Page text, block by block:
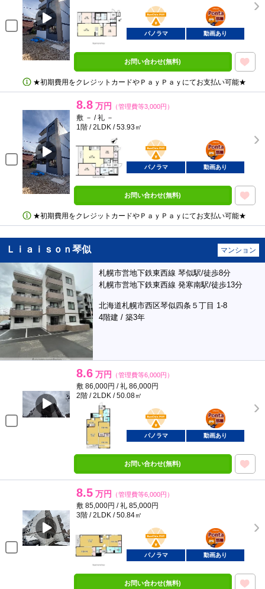
BunChinPAY
ポンタ
部屋
パノラマ 動画あり
お問い合わせ(無料)
★初期費用をクレジットカードやＰａｙＰａｙにてお支払い可能★
8.8 万円 （管理費等3,000円）
敷 － / 礼 －
1階 / 2LDK / 53.93㎡
BunChinPAY
ポンタ
部屋
パノラマ 動画あり
お問い合わせ(無料)
★初期費用をクレジットカードやＰａｙＰａｙにてお支払い可能★
Ｌｉａｉｓｏｎ琴似 マンション
札幌市営地下鉄東西線 琴似駅/徒歩8分
札幌市営地下鉄東西線 発寒南駅/徒歩13分
北海道札幌市西区琴似四条５丁目 1-8
4階建 / 築3年
8.6 万円 （管理費等6,000円）
敷 86,000円 / 礼 86,000円
2階 / 2LDK / 50.08㎡
BunChinPAY
ポンタ
部屋
パノラマ 動画あり
お問い合わせ(無料)
8.5 万円 （管理費等6,000円）
敷 85,000円 / 礼 85,000円
3階 / 2LDK / 50.84㎡
BunChinPAY
ポンタ
部屋
パノラマ 動画あり
お問い合わせ(無料)